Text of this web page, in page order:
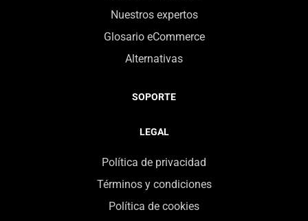
Nuestros expertos
Glosario eCommerce
Alternativas
SOPORTE
LEGAL
Política de privacidad
Términos y condiciones
Política de cookies